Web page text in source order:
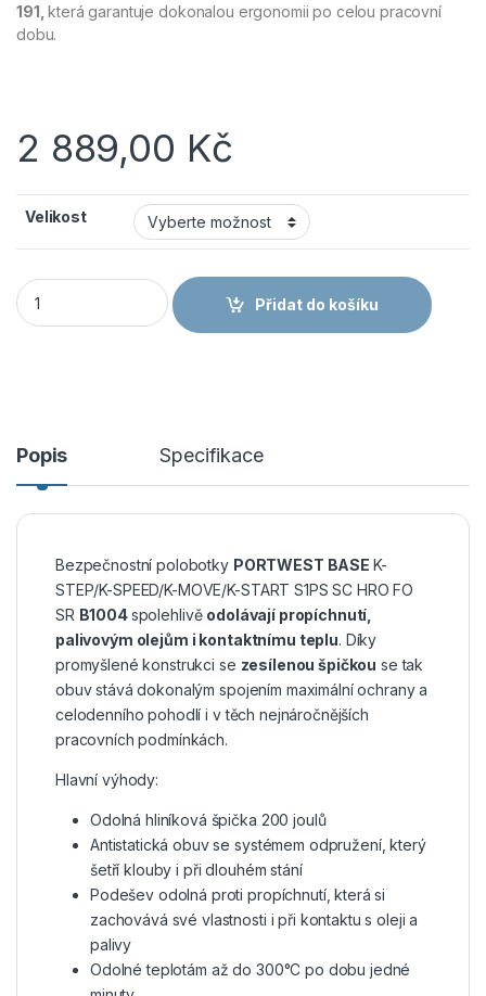
191,která garantuje dokonalou ergonomii po celou pracovní
dobu.
2 889,00 Kč
Velikost
BASE K-STEP/K-SPEED/K-MOVE/K-START S1PS SC HRO
Přidat do košíku
Popis Specifikace
Bezpečnostní polobotky PORTWEST BASE K-
STEP/K-SPEED/K-MOVE/K-START S1PS SC HRO FO
SR B1004spolehlivě odolávají propíchnutí,
palivovým olejům i kontaktnímu teplu. Díky
promyšlené konstrukci se zesílenou špičkou se tak
obuv stává dokonalým spojením maximální ochrany a
celodenního pohodlí i v těch nejnáročnějších
pracovních podmínkách.
Hlavní výhody:
Odolná hliníková špička 200 joulů
Antistatická obuv se systémem odpružení, který
šetří klouby i při dlouhém stání
Podešev odolná proti propíchnutí, která si
zachovává své vlastnosti i při kontaktu s oleji a
palivy
Odolné teplotám až do 300°C po dobu jedné